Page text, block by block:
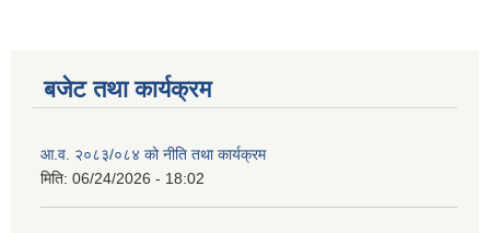
बजेट तथा कार्यक्रम
आ.व. २०८३/०८४ को नीति तथा कार्यक्रम
मिति: 06/24/2026 - 18:02